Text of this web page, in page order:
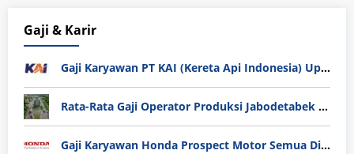
Gaji & Karir
Gaji Karyawan PT KAI (Kereta Api Indonesia) Update 2025
Rata-Rata Gaji Operator Produksi Jabodetabek 2025: Bedah Tuntas UMK, Lemburan, dan Realita Hidup Buruh
Gaji Karyawan Honda Prospect Motor Semua Divisi